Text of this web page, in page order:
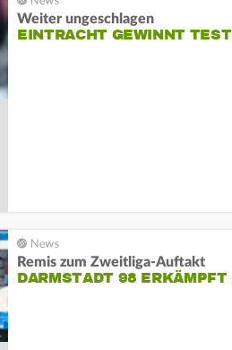
Weiter ungeschlagen
EINTRACHT GEWINNT
Remis zum Zweitliga-Auftakt
DARMSTADT 98